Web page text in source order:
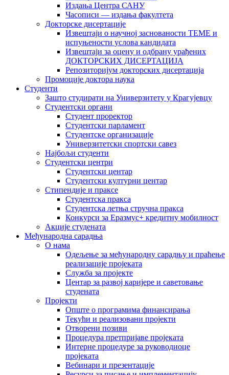
Издања Центра САНУ
Часописи — издања факултета
Докторске дисертације
Извештаји о научној заснованости ТЕМЕ и
испуњености услова кандидата
Извештаји за оцену и одбрану урађених
ДОКТОРСКИХ ДИСЕРТАЦИЈА
Репозиторијум докторских дисертација
Промоције доктора наука
Студенти
Зашто студирати на Универзитету у Крагујевцу
Студентски органи
Студент проректор
Студентски парламент
Студентске организације
Универзитетски спортски савез
Најбољи студенти
Студентски центри
Студентски центар
Студентски културни центар
Стипендије и праксе
Студентска пракса
Студентска летња стручна пракса
Конкурси за Еразмус+ кредитну мобилност
Акције студената
Међународна сарадња
О нама
Одељење за међународну сарадњу и праћење
реализације пројеката
Служба за пројекте
Центар за развој каријере и саветовање
студената
Пројекти
Опште о програмима финансирања
Текући и реализовани пројекти
Отворени позиви
Процедура претпријаве пројеката
Интерне процедуре за руководиоце
пројеката
Вебинари и презентације